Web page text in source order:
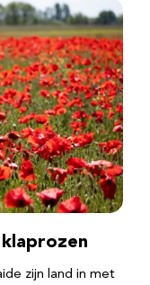
zijn land in met